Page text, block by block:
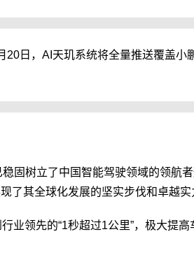
日，AI天玑系统将全量推送覆盖小
固树立了中国智能驾驶领域的领航
了其全球化发展的坚实步伐和卓越实
业领先的“1秒超过1公里”，极大提